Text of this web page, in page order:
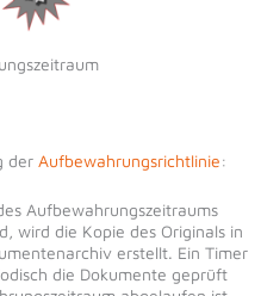
der Aufbewahrungsrichtlinie:
Aufbewahrungszeitraums
wird die Kopie des Originals in
erstellt. Ein Timer
die Dokumente geprüft